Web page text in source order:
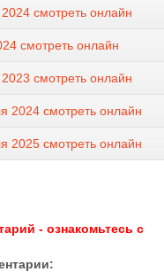
смотреть онлайн
смотреть онлайн
смотреть онлайн
2024 смотреть онлайн
2025 смотреть онлайн
- ознакомьтесь с